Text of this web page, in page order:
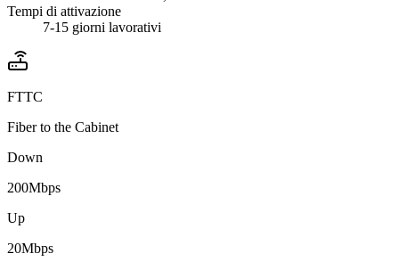
Tempi di attivazione
7-15 giorni lavorativi
FTTC
Fiber to the Cabinet
Down
200Mbps
Up
20Mbps